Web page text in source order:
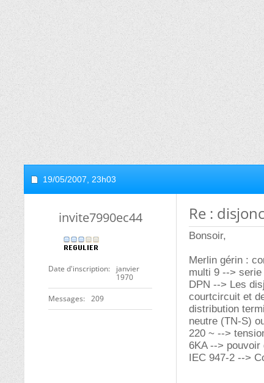
19/05/2007, 23h03
invite7990ec44
Date d'inscription
janvier
1970
Messages 209
Re :
Bonsoir,
Merlin gérin :
multi 9 -->
DPN --> Les
courtcircuit et
distribution
neutre (TN-S)
220 ~ -->
6KA -->
IEC 947-2 -->